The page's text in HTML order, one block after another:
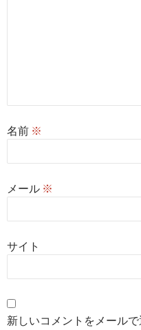
名前 ※
メール ※
サイト
新しいコメントをメールで